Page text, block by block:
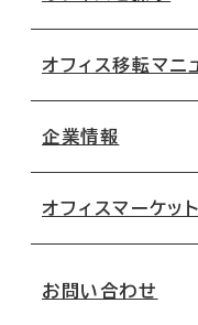
地図から探す
路線・駅から探す
オフィス移転マニ
移転コストシミュレ
移転スケジュール
オフィス移転Q&A
企業情報
オフィスマーケット
お問い合わせ